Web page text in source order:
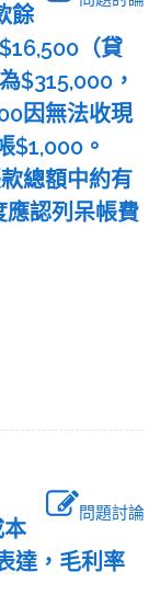
餘
（貸
$315,000，
因無法收現
$1,000。
總額中約有
應認列呆帳費
問題討論
達，毛利率